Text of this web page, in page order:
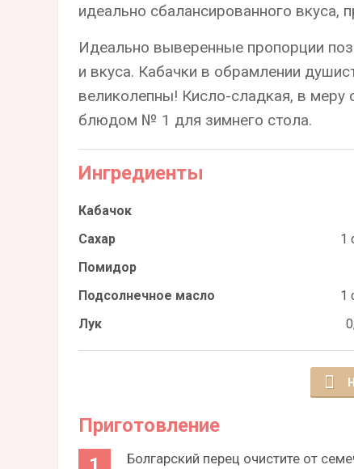
идеально сбалансированного вкуса,
Идеально выверенные пропорции
и вкуса. Кабачки в обрамлении
великолепны! Кисло-сладкая, в меру
блюдом № 1 для зимнего стола.
Ингредиенты
Кабачок
Сахар
1
Помидор
Подсолнечное масло
1
Лук
Приготовление
Болгарский перец очистите от